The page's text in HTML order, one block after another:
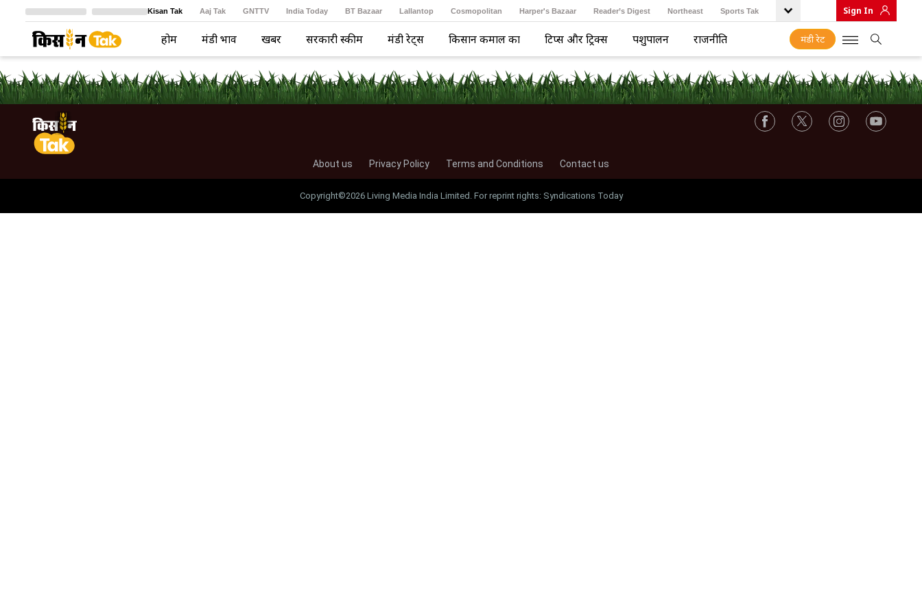
Kisan Tak Aaj Tak GNTTV India Today BT Bazaar Lallantop Cosmopolitan Harper's Bazaar Reader’s Digest Northeast Sports Tak
Crime Tak Astro Tak
Sign In
होम मंडी भाव खबरें सरकारी स्कीम मंडी रेट्स किसान कमाल का टिप्स और ट्रिक्स पशुपालन राजनीति मंडी रेट
About us Privacy Policy Terms and Conditions Contact us
Copyright©2026 Living Media India Limited. For reprint rights: Syndications Today